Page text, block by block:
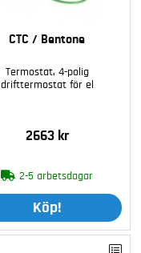
CTC / Bentone
Termostat, 4-polig
drifttermostat för el
2663 kr
2-5 arbetsdagar
Köp!